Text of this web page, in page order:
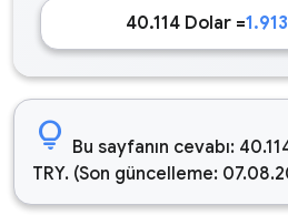
40.114 Dolar =
lightbulb Bu sayfanın cevabı:
TRY. (Son güncelleme: